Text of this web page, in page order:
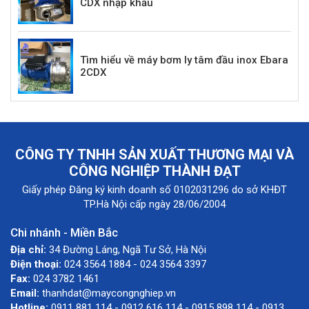
CDX nhập khẩu
Tìm hiểu về máy bơm ly tâm đầu inox Ebara
2CDX
CÔNG TY TNHH SẢN XUẤT THƯƠNG MẠI VÀ
CÔNG NGHIỆP THÀNH ĐẠT
Giấy phép Đăng ký kinh doanh số 0102031296 do sở KHĐT
TP.Hà Nội cấp ngày 28/06/2004
Chi nhánh - Miền Bắc
Địa chỉ: 34 Đường Láng, Ngã Tư Sở, Hà Nội
Điện thoại: 024 3564 1884 - 024 3564 3397
Fax: 024 3782 1461
Email: thanhdat@maycongnghiep.vn